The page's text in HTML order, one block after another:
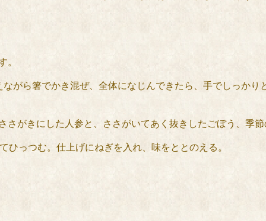
。
がら箸でかき混ぜ、全体になじんできたら、手でしっか
さがきにした人参と、ささがいてあく抜きしたごぼう、季
っつむ。仕上げにねぎを入れ、味をととのえる。